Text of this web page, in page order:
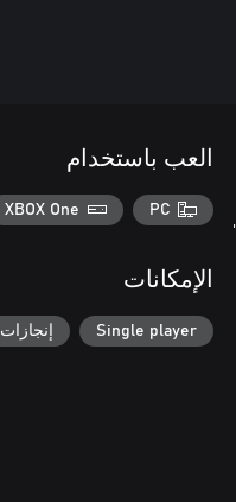
العب باستخدام
PC
XBOX One
الإمكانات
Single player إنجازات Xbox